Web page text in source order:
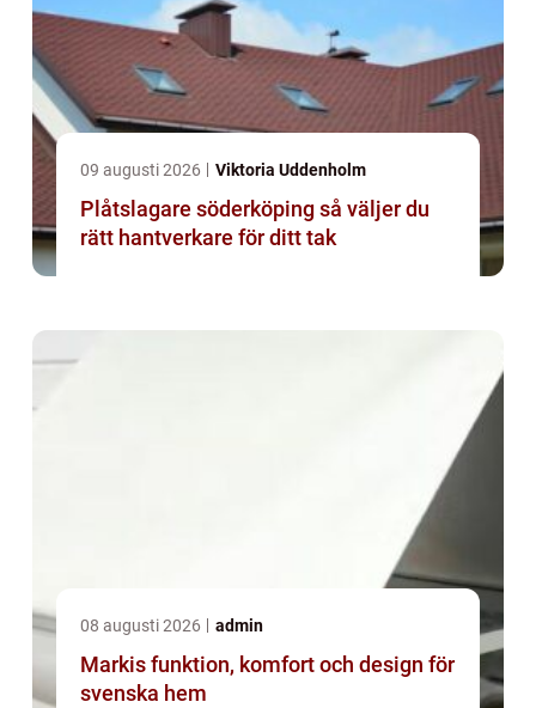
09 augusti 2026 Viktoria Uddenholm
Plåtslagare söderköping så väljer du
rätt hantverkare för ditt tak
08 augusti 2026 admin
Markis funktion, komfort och design för
svenska hem